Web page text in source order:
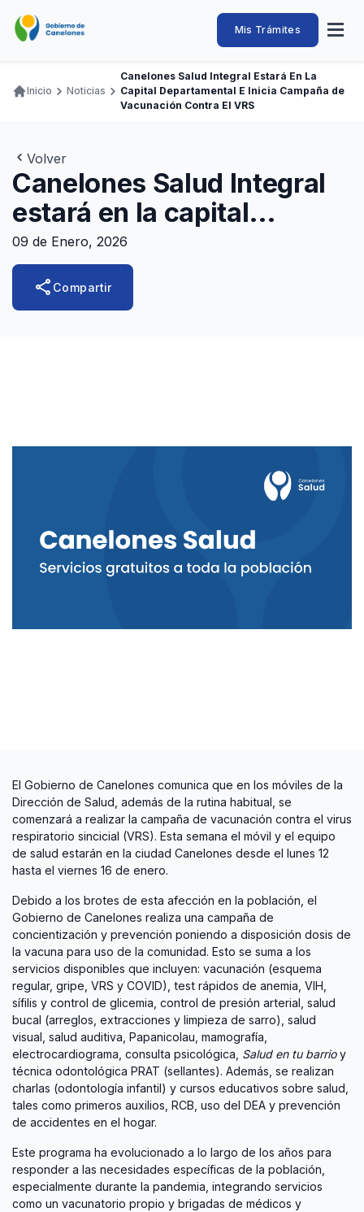
contenido
Intendencia
de
Canelones
Abrir
Navegación
Mis Trámites
Adquisiciones
Canelones Te Escucha
Teléfonos
Ruta
Inicio Noticias
Canelones Salud Integral Estará En La
Capital Departamental E Inicia Campaña de
Vacunación Contra El VRS
Volver
Canelones Salud Integral
estará en la capital
departamental e inicia
campaña de vacunación
contra el VRS
09 de Enero, 2026
share Compartir
El Gobierno de Canelones comunica que en los móviles de la
Dirección de Salud, además de la rutina habitual, se
comenzará a realizar la campaña de vacunación contra el virus
respiratorio sincicial (VRS). Esta semana el móvil y el equipo
de salud estarán en la ciudad Canelones desde el lunes 12
hasta el viernes 16 de enero.
Debido a los brotes de esta afección en la población, el
Gobierno de Canelones realiza una campaña de
concientización y prevención poniendo a disposición dosis de
la vacuna para uso de la comunidad. Esto se suma a los
servicios disponibles que incluyen: vacunación (esquema
regular, gripe, VRS y COVID), test rápidos de anemia, VIH,
sífilis y control de glicemia, control de presión arterial, salud
bucal (arreglos, extracciones y limpieza de sarro), salud
visual, salud auditiva, Papanicolau, mamografía,
electrocardiograma, consulta psicológica, Salud en tu barrioy
técnica odontológica PRAT (sellantes). Además, se realizan
charlas (odontología infantil) y cursos educativos sobre salud,
tales como primeros auxilios, RCB, uso del DEA y prevención
de accidentes en el hogar.
Este programa ha evolucionado a lo largo de los años para
responder a las necesidades específicas de la población,
especialmente durante la pandemia, integrando servicios
como un vacunatorio propio y brigadas de médicos y